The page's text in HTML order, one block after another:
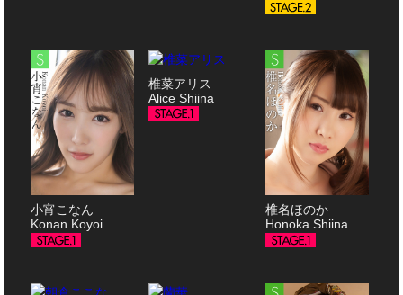
小宵こなん
Konan Koyoi
椎菜アリス
Alice Shiina
椎名ほのか
Honoka Shiina